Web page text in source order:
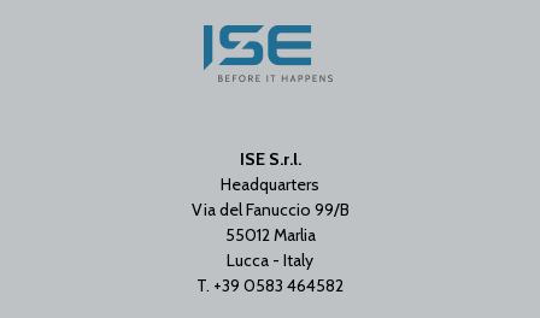
ISE S.r.l.
Headquarters
Via del Fanuccio 99/B
55012 Marlia
Lucca - Italy
T. +39 0583 464582